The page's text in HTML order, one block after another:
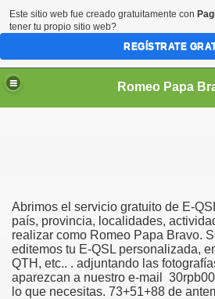
Romeo Papa
Abrimos el servicio gratuito de E-
país, provincia, localidades,
realizar como Romeo Papa Bravo.
editemos tu E-QSL personalizada,
QTH, etc.. . adjuntando las
aparezcan a nuestro e-mail
lo que necesitas. 73+51+88 de
Este sitio web fue creado gratuitamente con
tener tu propio sitio web?
REGÍSTRATE